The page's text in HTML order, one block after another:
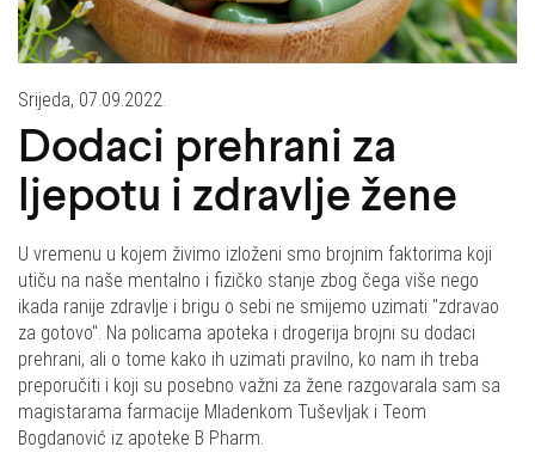
Srijeda, 07.09.2022.
Dodaci prehrani za
ljepotu i zdravlje žene
U vremenu u kojem živimo izloženi smo brojnim faktorima koji
utiču na naše mentalno i fizičko stanje zbog čega više nego
ikada ranije zdravlje i brigu o sebi ne smijemo uzimati "zdravao
za gotovo". Na policama apoteka i drogerija brojni su dodaci
prehrani, ali o tome kako ih uzimati pravilno, ko nam ih treba
preporučiti i koji su posebno važni za žene razgovarala sam sa
magistarama farmacije Mladenkom Tuševljak i Teom
Bogdanović iz apoteke B Pharm.